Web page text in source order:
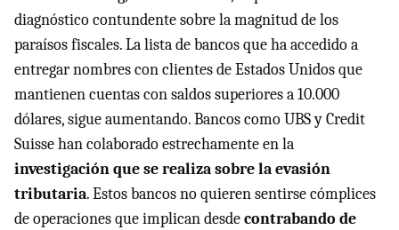
diagnóstico contundente sobre la magnitud de los
paraísos fiscales. La lista de bancos que ha accedido a
entregar nombres con clientes de Estados Unidos que
mantienen cuentas con saldos superiores a 10.000
dólares, sigue aumentando. Bancos comoUBSy Credit
Suisse han colaborado estrechamente en la
investigación que se realiza sobre la evasión
tributaria. Estos bancos no quieren sentirse cómplices
de operaciones que implican desdecontrabando de